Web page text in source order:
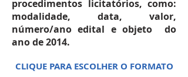
procedimentos licitatórios, como:
modalidade, data, valor,
número/ano edital e objeto do
ano de 2014.
CLIQUE PARA ESCOLHER O FORMATO